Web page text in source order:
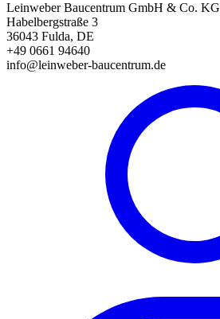
Leinweber Baucentrum GmbH & Co. KG
Habelbergstraße 3
36043 Fulda, DE
+49 0661 94640
info@leinweber-baucentrum.de